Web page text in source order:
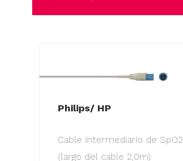
Philips/ HP
Cable Intermediario de SpO2
(largo del cable 2,0m).